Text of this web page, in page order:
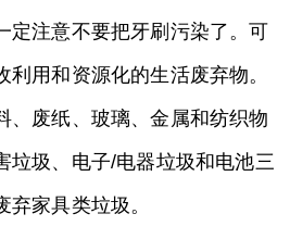
定注意不要把牙刷污染了。可
利用和资源化的生活废弃物。
、废纸、玻璃、金属和纺织物
垃圾、电子/电器垃圾和电池三
家具类垃圾。